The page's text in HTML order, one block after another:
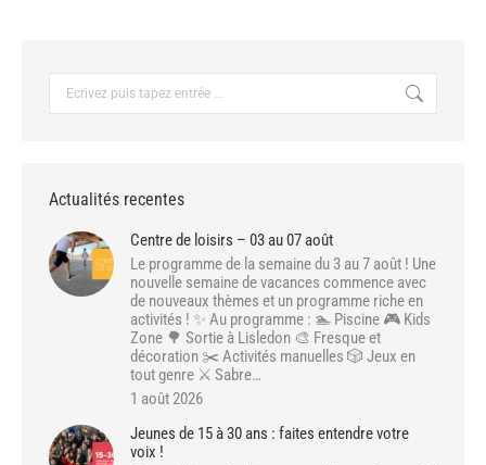
Actualités recentes
Centre de loisirs – 03 au 07 août
Le programme de la semaine du 3 au 7 août ! Une
nouvelle semaine de vacances commence avec
de nouveaux thèmes et un programme riche en
activités ! ✨ Au programme : 🏊 Piscine 🎮 Kids
Zone 🌳 Sortie à Lisledon 🎨 Fresque et
décoration ✂️ Activités manuelles 🎲 Jeux en
tout genre ⚔️ Sabre…
1 août 2026
Jeunes de 15 à 30 ans : faites entendre votre
voix !